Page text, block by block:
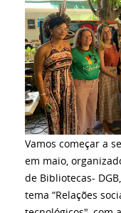
Vamos começar a
em maio,
de Bibliotecas-
tema “Relações